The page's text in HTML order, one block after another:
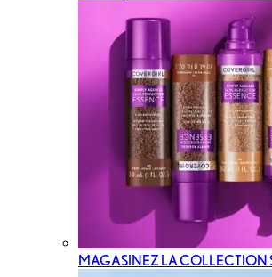
MAGASINEZ LA COLLECTION